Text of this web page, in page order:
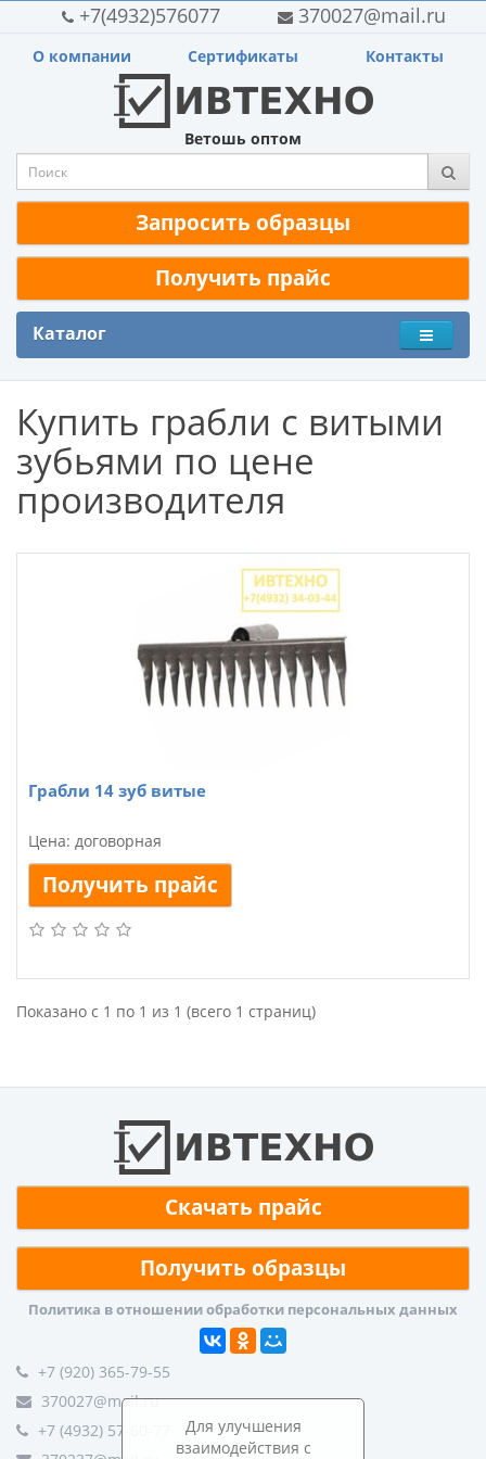
+7(4932)576077 370027@mail.ru
О компании Сертификаты Контакты
Ветошь оптом
Запросить образцы
Получить прайс
Каталог
Купить грабли с витыми
зубьями по цене
производителя
Грабли 14 зуб витые
Цена: договорная
Получить прайс
Показано с 1 по 1 из 1 (всего 1 страниц)
Скачать прайс
Получить образцы
Политика в отношении обработки персональных данных
+7 (920) 365-79-55
370027@mail.ru
+7 (4932) 57-60-77
Для улучшения
взаимодействия с